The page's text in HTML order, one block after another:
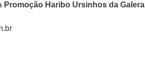
Promoção Haribo Ursinhos da Galera